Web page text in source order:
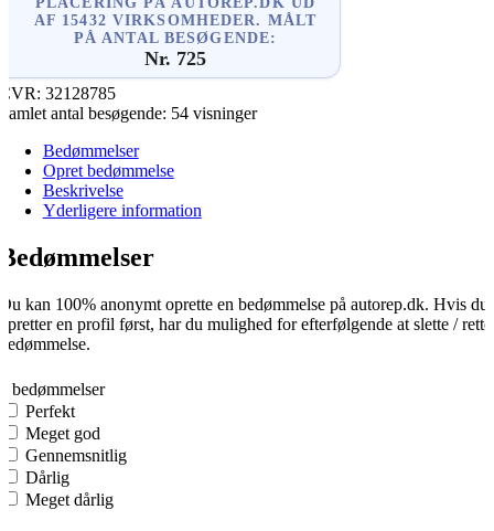
AF 15432 VIRKSOMHEDER. MÅLT
PÅ ANTAL BESØGENDE:
Nr. 725
32128785
antal besøgende: 54 visninger
Bedømmelser
Opret bedømmelse
Beskrivelse
Yderligere information
kan 100% anonymt oprette en bedømmelse på autorep.dk. Hvis du
en profil først, har du mulighed for efterfølgende at slette /
bedømmelser
Perfekt
Meget god
Gennemsnitlig
Dårlig
Meget dårlig